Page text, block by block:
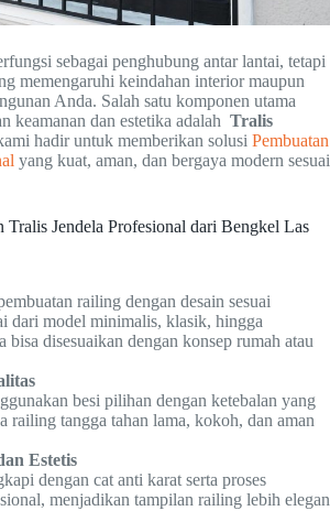
sebagai penghubung antar lantai, tetapi
memengaruhi keindahan interior maupun
Anda. Salah satu komponen utama
keamanan dan estetika adalah Tralis
hadir untuk memberikan solusi Pembuatan
yang kuat, aman, dan bergaya modern sesuai
Tralis Jendela Profesional dari Bengkel Las
railing dengan desain sesuai
dari model minimalis, klasik, hingga
disesuaikan dengan konsep rumah atau
besi pilihan dengan ketebalan yang
railing tangga tahan lama, kokoh, dan aman
Estetis
dengan cat anti karat serta proses
menjadikan tampilan railing lebih elegan